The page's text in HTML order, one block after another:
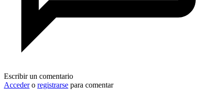
Escribir un comentario
Accedero registrarse para comentar